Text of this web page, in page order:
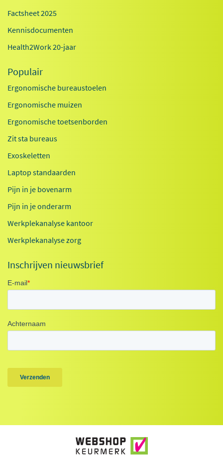
Factsheet 2025
Kennisdocumenten
Health2Work 20-jaar
Populair
Ergonomische bureaustoelen
Ergonomische muizen
Ergonomische toetsenborden
Zit sta bureaus
Exoskeletten
Laptop standaarden
Pijn in je bovenarm
Pijn in je onderarm
Werkplekanalyse kantoor
Werkplekanalyse zorg
Inschrijven nieuwsbrief